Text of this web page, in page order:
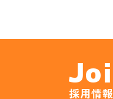
採用情報